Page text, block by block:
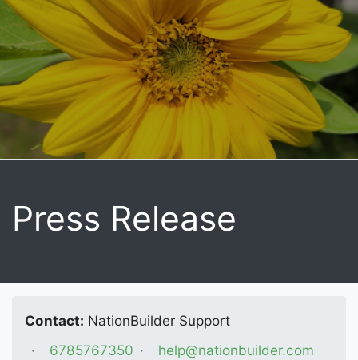
Press Release
Contact: NationBuilder Support
6785767350
help@nationbuilder.com